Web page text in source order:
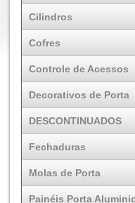
Cilindros
Cofres
Controle de Acessos
Decorativos de Porta
DESCONTINUADOS
Fechaduras
Molas de Porta
Painéis Porta